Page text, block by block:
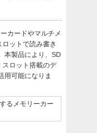
カードやマルチメ
ットで読み書き
本製品により、SD
スロット搭載のデ
用可能になりま
るメモリーカー